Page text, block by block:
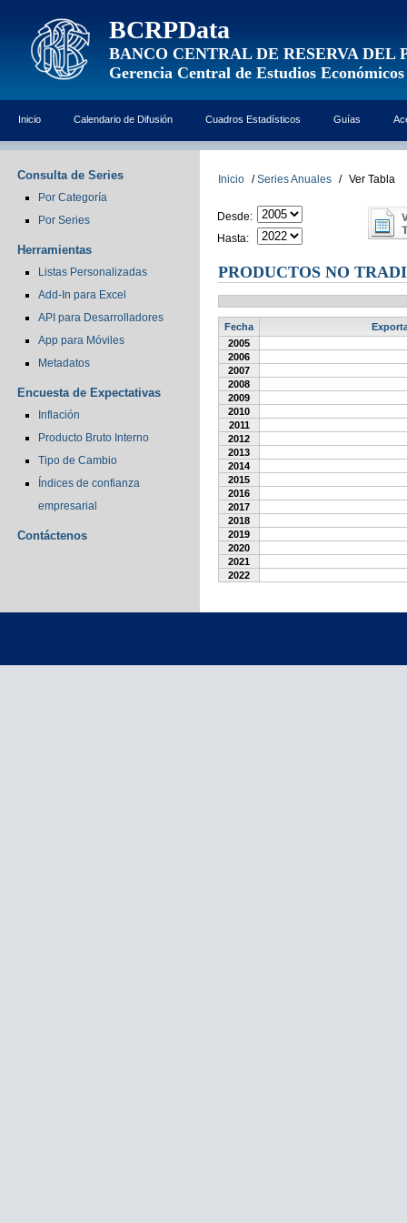
BCRPData
BANCO CENTRAL DE RESERVA DEL
Gerencia Central de Estudios Económicos
Inicio Calendario de Difusión Cuadros Estadísticos Guías
Consulta de Series
Por Categoría
Por Series
Herramientas
Listas Personalizadas
Add-In para Excel
API para Desarrolladores
App para Móviles
Metadatos
Encuesta de Expectativas
Inflación
Producto Bruto Interno
Tipo de Cambio
Índices de confianza
empresarial
Contáctenos
Inicio / Series Anuales / Ver Tabla
Desde:
Hasta:
PRODUCTOS NO
Fecha
2005
2006
2007
2008
2009
2010
2011
2012
2013
2014
2015
2016
2017
2018
2019
2020
2021
2022